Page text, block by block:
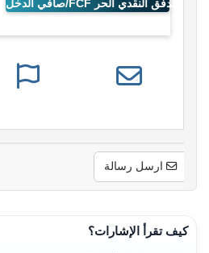
ارسل رسالة
كيف تقرأ الإشارات؟